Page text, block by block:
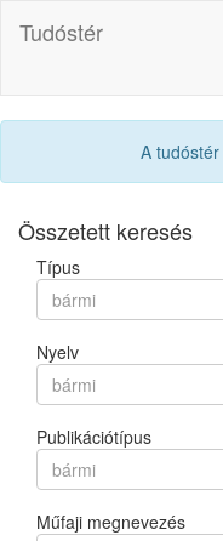
Tudóstér
A tudóstér
Összetett keresés
Típus
bármi
Nyelv
bármi
Publikációtípus
bármi
Műfaji megnevezés